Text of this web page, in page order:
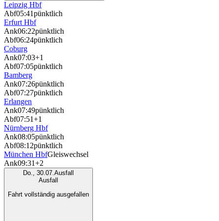
Leipzig Hbf
Abf05:41pünktlich
Erfurt Hbf
Ank06:22pünktlich
Abf06:24pünktlich
Coburg
Ank07:03+1
Abf07:05pünktlich
Bamberg
Ank07:26pünktlich
Abf07:27pünktlich
Erlangen
Ank07:49pünktlich
Abf07:51+1
Nürnberg Hbf
Ank08:05pünktlich
Abf08:12pünktlich
München HbfGleiswechsel
Ank09:31+2
Do., 30.07.Ausfall
Ausfall
Fahrt vollständig ausgefallen